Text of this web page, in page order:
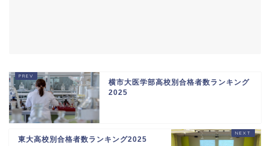
横市大医学部高校別合格者数ランキング
2025
東大高校別合格者数ランキング2025